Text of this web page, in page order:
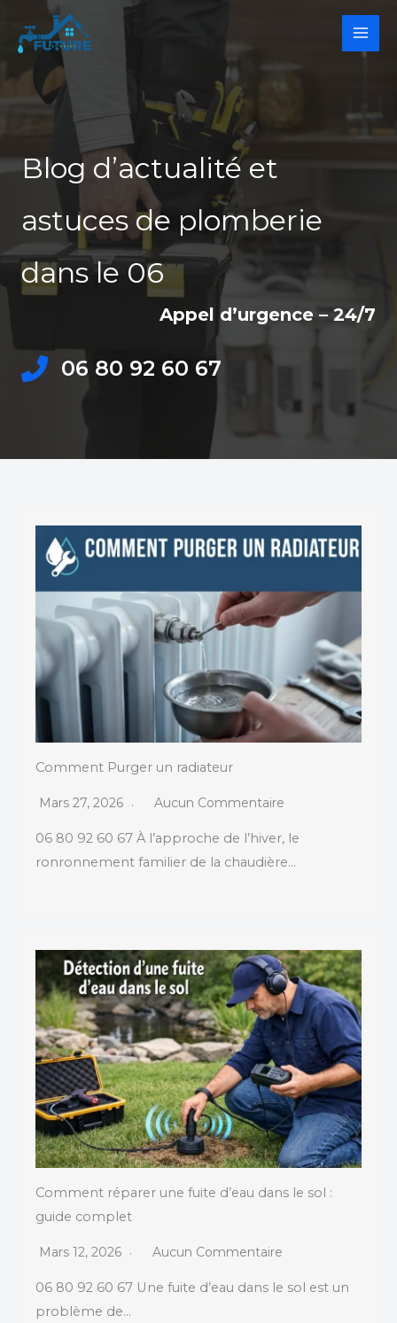
contenu
Blog d’actualité et
astuces de plomberie
dans le 06
Appel d’urgence – 24/7
06 80 92 60 67​
Comment Purger un radiateur
Mars 27, 2026 Aucun Commentaire
06 80 92 60 67 À l’approche de l’hiver, le
ronronnement familier de la chaudière…
Comment réparer une fuite d’eau dans le sol :
guide complet
Mars 12, 2026 Aucun Commentaire
06 80 92 60 67 Une fuite d’eau dans le sol est un
problème de…